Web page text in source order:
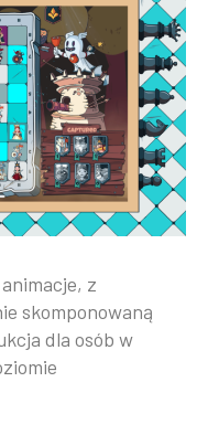
z
skomponowaną
dla osób w